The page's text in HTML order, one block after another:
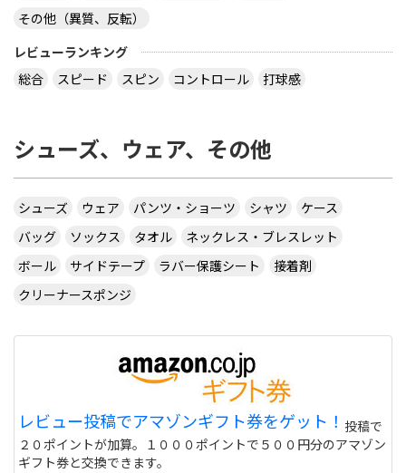
その他（異質、反転）
レビューランキング
総合
スピード スピン コントロール 打球感
シューズ、ウェア、その他
シューズ ウェア パンツ・ショーツ シャツ
ケース
バッグ
ソックス タオル
ネックレス・ブレスレット
ボール
サイドテープ ラバー保護シート
接着剤
クリーナースポンジ
レビュー投稿でアマゾンギフト券をゲット！ 投稿で
２０ポイントが加算。１０００ポイントで５００円分のアマゾン
ギフト券と交換できます。